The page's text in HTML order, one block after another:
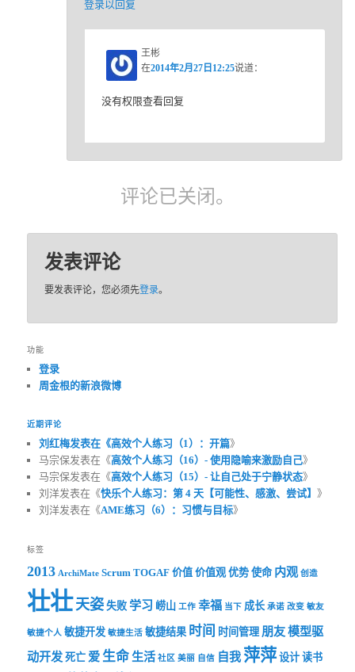
登录以回复
王彬
在2014年2月27日12:25说道：
没有权限查看回复
评论已关闭。
发表评论
要发表评论，您必须先登录。
功能
登录
周金根的新浪微博
近期评论
刘红梅发表在《高效个人练习（1）：开篇》
马宗保发表在《高效个人练习（16）- 使用隐喻来激励自己》
马宗保发表在《高效个人练习（15）- 让自己处于宁静状态》
刘洋发表在《快乐个人练习：第 4 天【可能性、感激、尝试】 》
刘洋发表在《AME练习（6）：习惯与目标》
标签
2013 ArchiMate Scrum TOGAF 价值 价值观 优势 使命 内观 创造
壮壮天姿 失败 学习 崂山 工作 幸福 当下 成长 承诺 改变 敏友
敏捷个人 敏捷开发 敏捷生活 敏捷结果 时间 时间管理 朋友模型驱
动开发 死亡 爱 生命 生活 社区 美丽 自信 自我 萍萍 设计 读书